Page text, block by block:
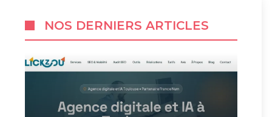
NOS DERNIERS ARTICLES